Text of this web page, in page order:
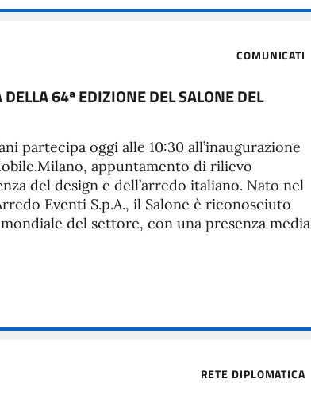
COMUNICATI
64ª EDIZIONE DEL SALONE DEL
partecipa oggi alle 10:30 all’inaugurazione
appuntamento di rilievo
del design e dell’arredo italiano. Nato nel
Eventi S.p.A., il Salone è riconosciuto
del settore, con una presenza media
RETE DIPLOMATICA